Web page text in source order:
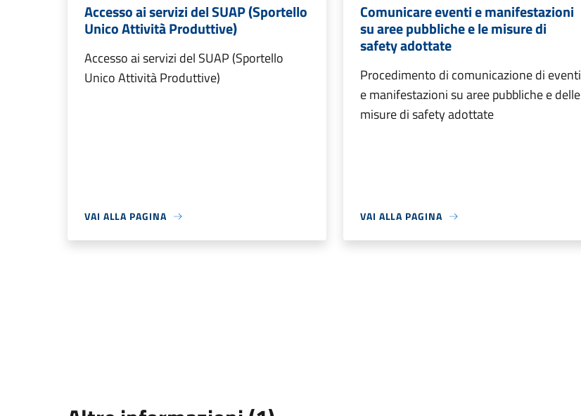
Accesso ai servizi del SUAP (Sportello
Unico Attività Produttive)
Accesso ai servizi del SUAP (Sportello
Unico Attività Produttive)
VAI ALLA PAGINA
Comunicare eventi e manifestazioni
su aree pubbliche e le misure di
safety adottate
Procedimento di comunicazione di eventi
e manifestazioni su aree pubbliche e delle
misure di safety adottate
VAI ALLA PAGINA